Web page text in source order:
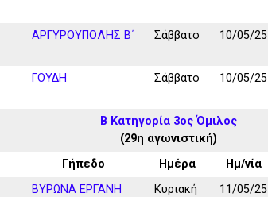
ΑΡΓΥΡΟΥΠΟΛΗΣ Β΄ Σάββατο 10/05/25
ΓΟΥΔΗ Σάββατο 10/05/25
Β Κατηγορία 3ος Όμιλος
(29η αγωνιστική)
Γήπεδο Ημέρα Ημ/νία
ΒΥΡΩΝΑ ΕΡΓΑΝΗ
Κυριακή 11/05/25